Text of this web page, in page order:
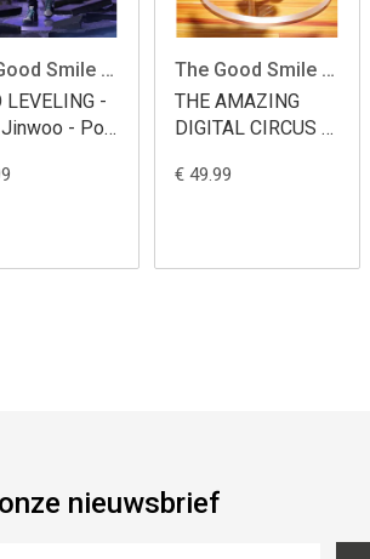
The Good Smile Company
LEVELING -
- Pop
The Good Smile Company
THE AMAZING
DIGITAL CIRCUS -
Parade 11cm
€ 49.99
nieuwsbrief